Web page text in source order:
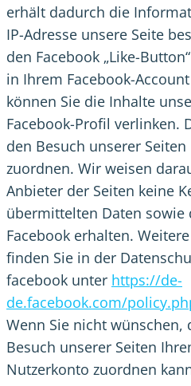
erhält dadurch die
IP-Adresse unsere Seite
den Facebook „Like-
in Ihrem Facebook-
können Sie die Inhalte
Facebook-Profil verlinken.
den Besuch unserer
zuordnen. Wir weisen
Anbieter der Seiten keine
übermittelten Daten sowie
Facebook erhalten.
finden Sie in der
facebook unter https://de-
de.facebook.com/
Wenn Sie nicht wünschen,
Besuch unserer Seiten
Nutzerkonto zuordnen